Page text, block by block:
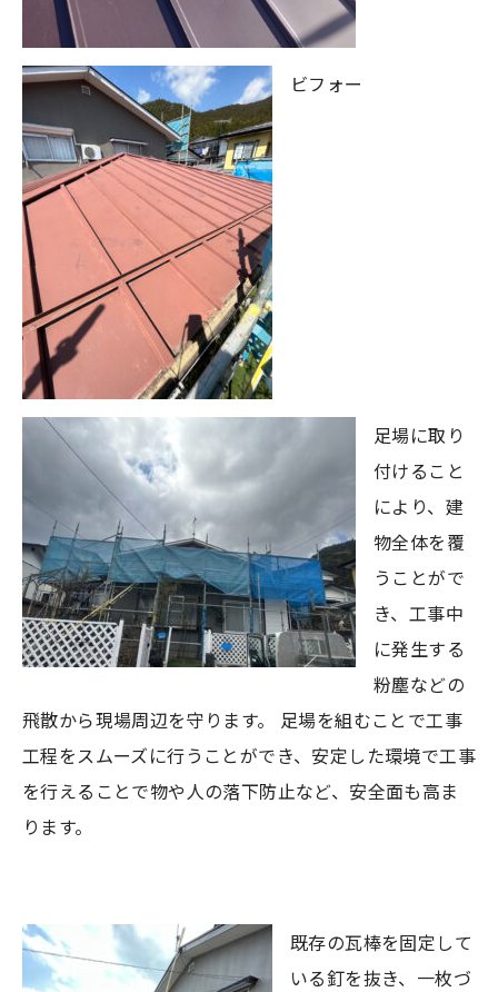
ビフォー
足場に取り
付けること
により、建
物全体を覆
うことがで
き、工事中
に発生する
粉塵などの
飛散から現場周辺を守ります。 足場を組むことで工事
工程をスムーズに行うことができ、安定した環境で工事
を行えることで物や人の落下防止など、安全面も高ま
ります。
既存の瓦棒を固定して
いる釘を抜き、一枚づ